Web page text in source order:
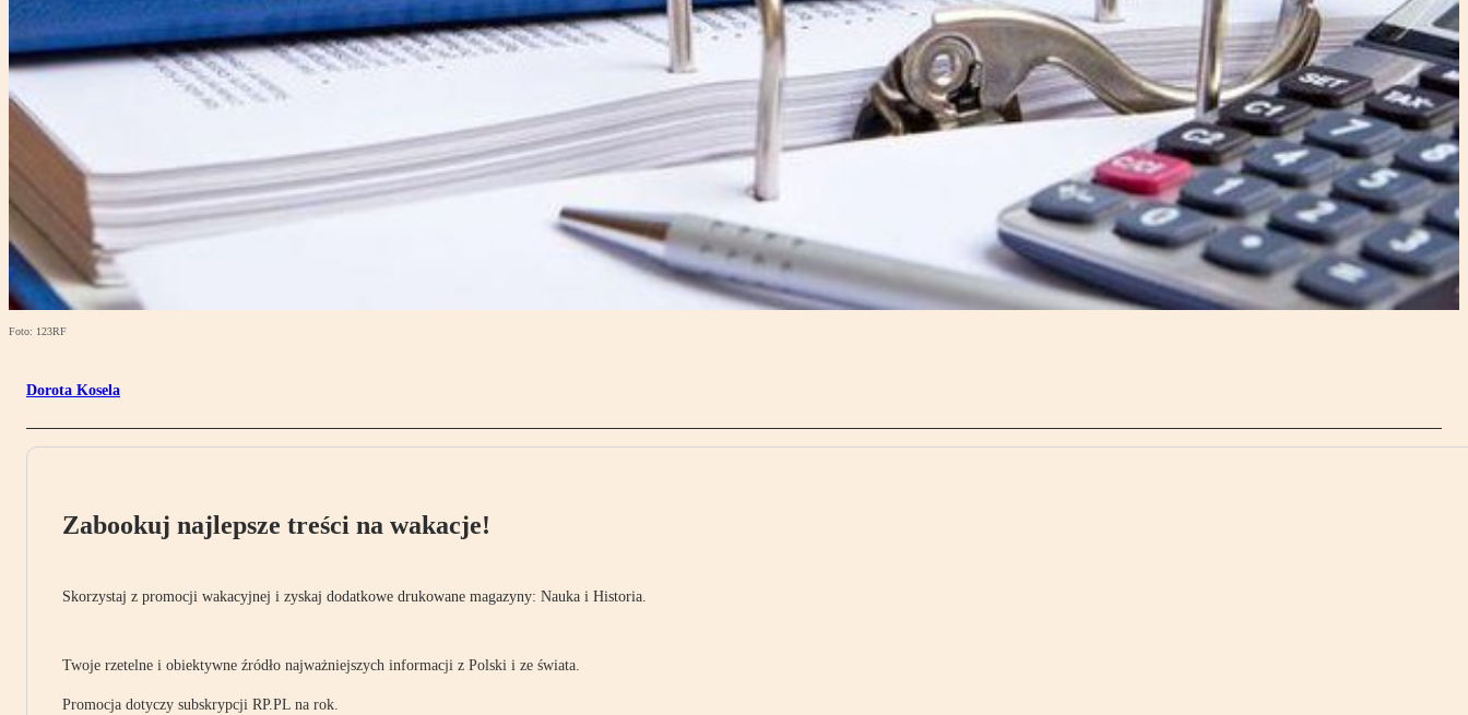
Foto: 123RF
Dorota Kosela
Zabookuj najlepsze treści na wakacje!
Skorzystaj z promocji wakacyjnej i zyskaj dodatkowe drukowane magazyny: Nauka i Historia.
Twoje rzetelne i obiektywne źródło najważniejszych informacji z Polski i ze świata.
Promocja dotyczy subskrypcji RP.PL na rok.